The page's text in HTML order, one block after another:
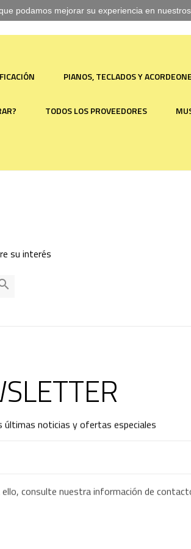
PIANOS, TECLADOS Y
TODOS LOS PROVEEDORES
su interés
últimas noticias y ofertas especiales
consulte nuestra información de
podamos mejorar su experiencia en nuestros